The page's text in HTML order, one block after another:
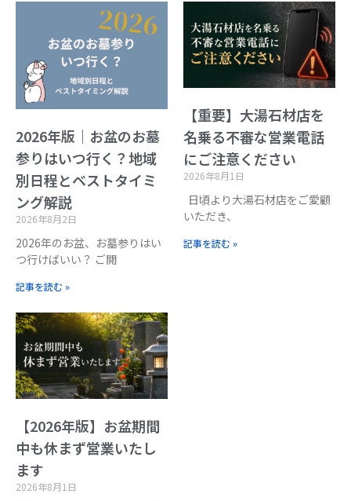
2026年版｜お盆のお墓
参りはいつ行く？地域
別日程とベストタイミ
ング解説
2026年8月2日
2026年のお盆、お墓参りはい
つ行けばいい？ ご閲
記事を読む »
【重要】大湯石材店を
名乗る不審な営業電話
にご注意ください
2026年8月1日
日頃より大湯石材店をご愛顧
いただき、
記事を読む »
【2026年版】お盆期間
中も休まず営業いたし
ます
2026年8月1日